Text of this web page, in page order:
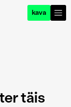
kava
täis